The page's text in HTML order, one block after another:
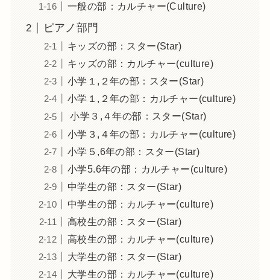
一般の部：カルチャー(Culture)
ピアノ部門
キッズの部：スター(Star)
キッズの部：カルチャー(culture)
小学１,２年の部：スター(Star)
小学１,２年の部：カルチャー(culture)
小学３,４年の部：スター(Star)
小学３,４年の部：カルチャー(culture)
小学５,6年の部：スター(Star)
小学5.6年の部：カルチャー(culture)
中学生の部：スター(Star)
中学生の部：カルチャー(culture)
高校生の部：スター(Star)
高校生の部：カルチャー(culture)
大学生の部：スター(Star)
大学生の部：カルチャー(culture)